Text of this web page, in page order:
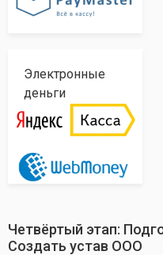
Электронные
деньги
Четвёртый этап:
Создать устав ООО